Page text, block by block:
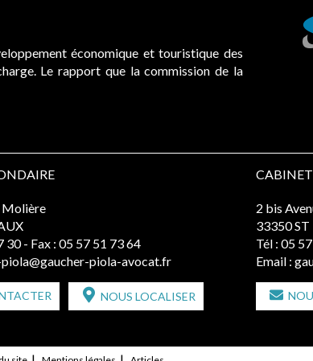
économique et touristique des
Le rapport que la commission de la
Molière
30 - Fax : 05 57 51 73 64
piola-avocat.fr
NOUS LOCALISER
2 bis
33350
Tél : 05
Email :